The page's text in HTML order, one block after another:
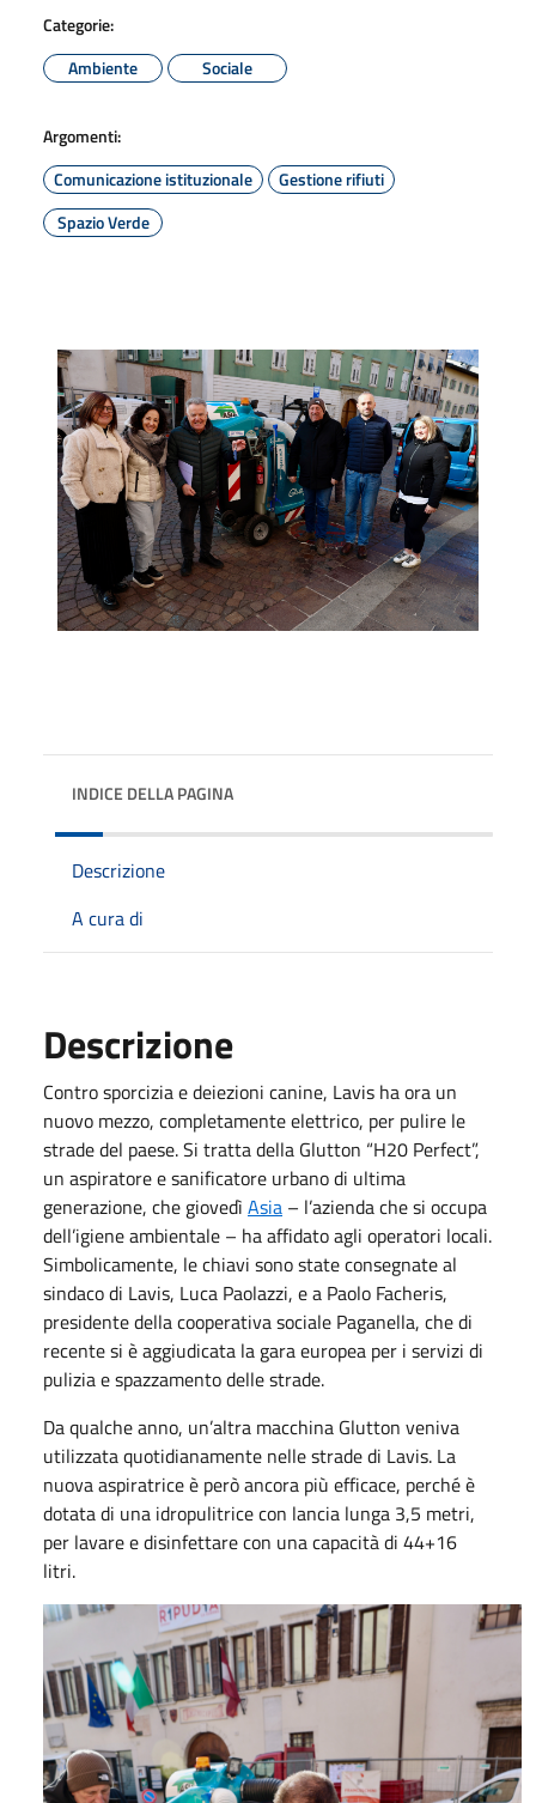
Categorie:
Ambiente
Sociale
Argomenti:
Comunicazione istituzionale
Gestione rifiuti
Spazio Verde
INDICE DELLA PAGINA
Descrizione
A cura di
Descrizione
Contro sporcizia e deiezioni canine, Lavis ha ora un
nuovo mezzo, completamente elettrico, per pulire le
strade del paese. Si tratta della Glutton “H20 Perfect”,
un aspiratore e sanificatore urbano di ultima
generazione, che giovedì Asia – l’azienda che si occupa
dell’igiene ambientale – ha affidato agli operatori locali.
Simbolicamente, le chiavi sono state consegnate al
sindaco di Lavis, Luca Paolazzi, e a Paolo Facheris,
presidente della cooperativa sociale Paganella, che di
recente si è aggiudicata la gara europea per i servizi di
pulizia e spazzamento delle strade.
Da qualche anno, un’altra macchina Glutton veniva
utilizzata quotidianamente nelle strade di Lavis. La
nuova aspiratrice è però ancora più efficace, perché è
dotata di una idropulitrice con lancia lunga 3,5 metri,
per lavare e disinfettare con una capacità di 44+16
litri.